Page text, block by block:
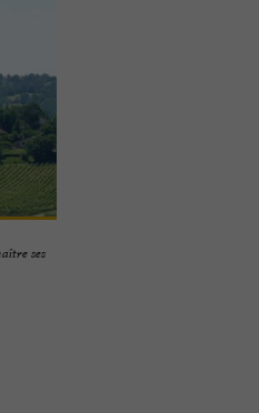
ses